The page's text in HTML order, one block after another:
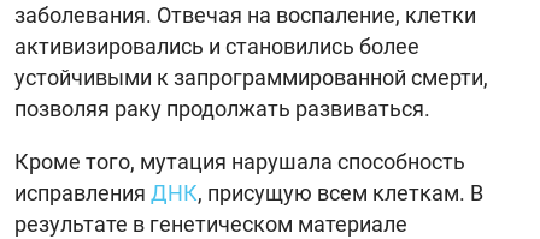
заболевания. Отвечая на воспаление, клетки
активизировались и становились более
устойчивыми к запрограммированной смерти,
позволяя раку продолжать развиваться.
Кроме того, мутация нарушала способность
исправления ДНК, присущую всем клеткам. В
результате в генетическом материале